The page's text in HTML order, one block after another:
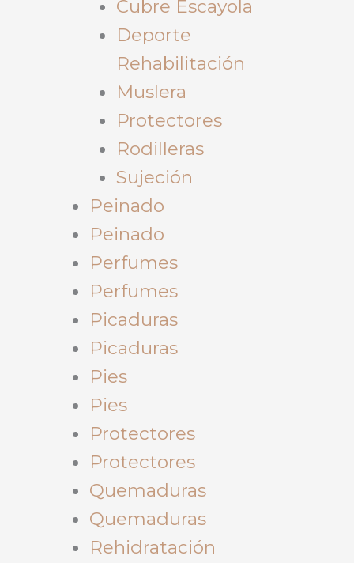
Cubre Escayola
Deporte
Rehabilitación
Muslera
Protectores
Rodilleras
Sujeción
Peinado
Peinado
Perfumes
Perfumes
Picaduras
Picaduras
Pies
Pies
Protectores
Protectores
Quemaduras
Quemaduras
Rehidratación